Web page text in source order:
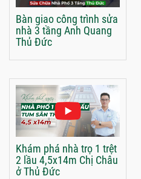
Bàn giao công trình sửa
nhà 3 tầng Anh Quang
Thủ Đức
Khám phá nhà trọ 1 trệt
2 lầu 4,5x14m Chị Châu
ở Thủ Đức